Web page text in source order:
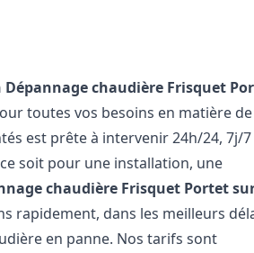
chaudière Frisquet
toutes vos besoins en matière de
est prête à intervenir 24h/24, 7j/
soit pour une installation, une
chaudière Frisquet Portet
rapidement, dans les meilleurs
en panne. Nos tarifs sont